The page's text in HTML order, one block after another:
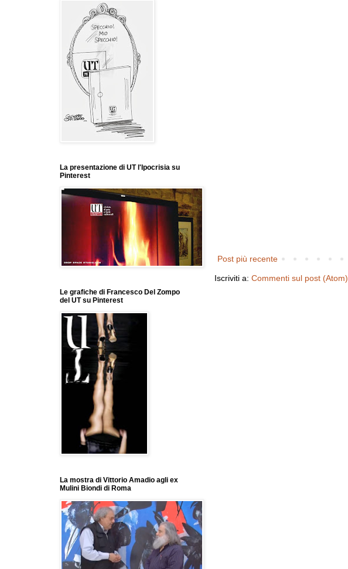
Post più recente
Iscriviti a: Commenti sul post (Atom)
La presentazione di UT l'Ipocrisia su
Pinterest
Le grafiche di Francesco Del Zompo
del UT su Pinterest
La mostra di Vittorio Amadio agli ex
Mulini Biondi di Roma